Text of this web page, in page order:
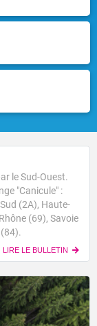
le Sud-Ouest.
"Canicule" :
(2A), Haute-
(69), Savoie
LIRE LE BULLETIN